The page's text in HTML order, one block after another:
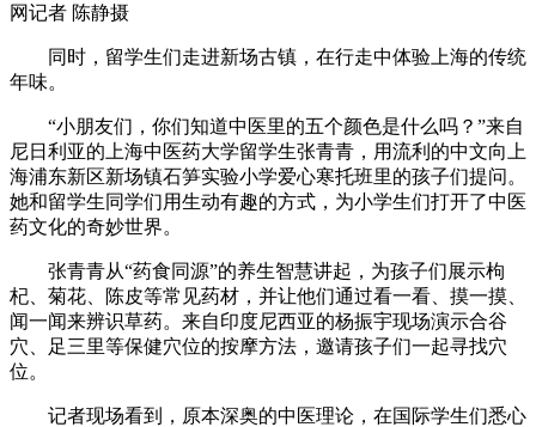
网记者 陈静摄
同时，留学生们走进新场古镇，在行走中体验上海的传统
年味。
“小朋友们，你们知道中医里的五个颜色是什么吗？”来自
尼日利亚的上海中医药大学留学生张青青，用流利的中文向上
海浦东新区新场镇石笋实验小学爱心寒托班里的孩子们提问。
她和留学生同学们用生动有趣的方式，为小学生们打开了中医
药文化的奇妙世界。
张青青从“药食同源”的养生智慧讲起，为孩子们展示枸
杞、菊花、陈皮等常见药材，并让他们通过看一看、摸一摸、
闻一闻来辨识草药。来自印度尼西亚的杨振宇现场演示合谷
穴、足三里等保健穴位的按摩方法，邀请孩子们一起寻找穴
位。
记者现场看到，原本深奥的中医理论，在国际学生们悉心